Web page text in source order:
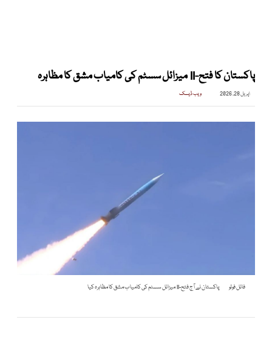
پاکستان کا فتح-II میزائل سسٹم کی کامیاب مشق کا مظاہرہ
اپریل 28, 2026 ویب ڈیسک
فائل فوٹو پاکستان نے آج فتح-II میزائل سسٹم کی کامیاب مشق کا مظاہرہ کیا